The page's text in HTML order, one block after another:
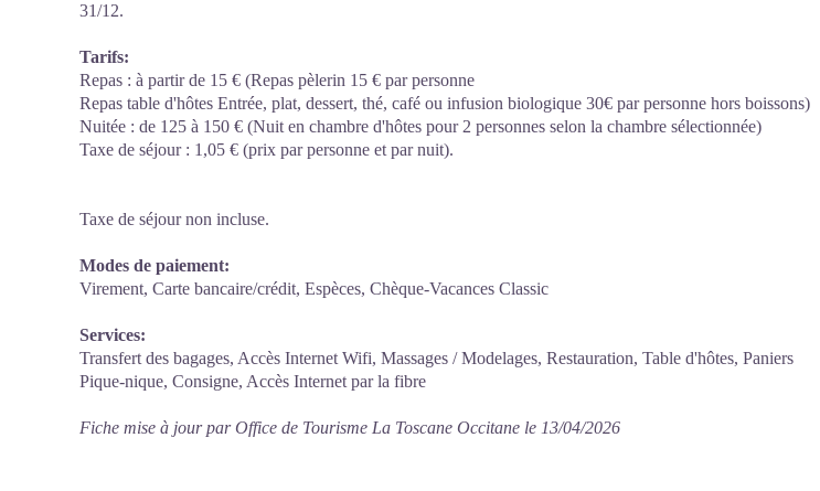
31/12.
Tarifs:
Repas : à partir de 15 € (Repas pèlerin 15 € par personne
Repas table d'hôtes Entrée, plat, dessert, thé, café ou infusion biologique 30€ par personne hors boissons)
Nuitée : de 125 à 150 € (Nuit en chambre d'hôtes pour 2 personnes selon la chambre sélectionnée)
Taxe de séjour : 1,05 € (prix par personne et par nuit).
Taxe de séjour non incluse.
Modes de paiement:
Virement, Carte bancaire/crédit, Espèces, Chèque-Vacances Classic
Services:
Transfert des bagages, Accès Internet Wifi, Massages / Modelages, Restauration, Table d'hôtes, Paniers
Pique-nique, Consigne, Accès Internet par la fibre
Fiche mise à jour par Office de Tourisme La Toscane Occitane le 13/04/2026